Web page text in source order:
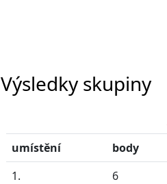
Výsledky skupiny
umístění
body
1.
6